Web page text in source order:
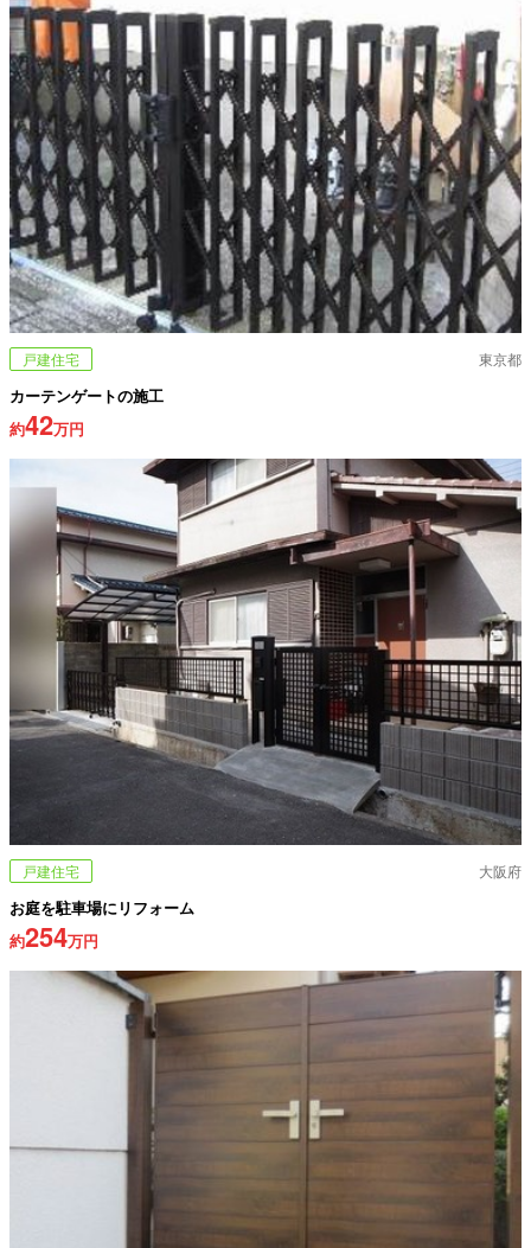
戸建住宅 東京都
カーテンゲートの施工
約42万円
戸建住宅 大阪府
お庭を駐車場にリフォーム
約254万円